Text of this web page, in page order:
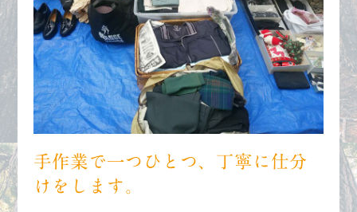
手作業で一つひとつ、丁寧に仕分
けをします。